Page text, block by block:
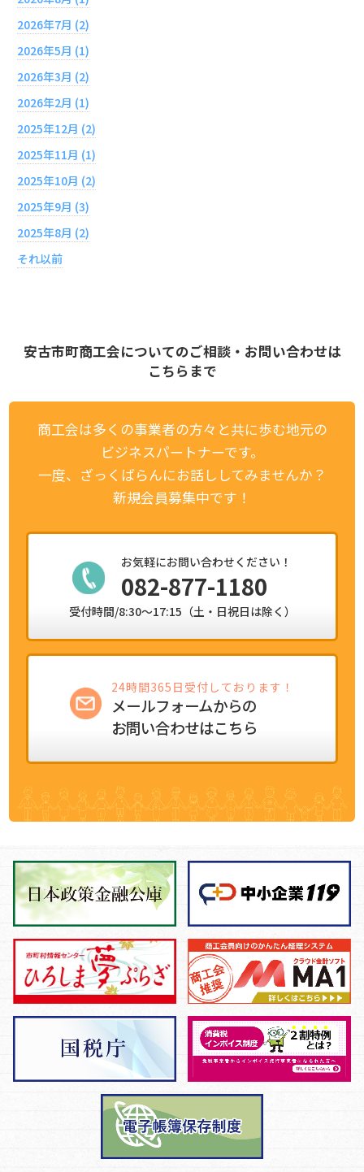
2026年7月 (2)
2026年5月 (1)
2026年3月 (2)
2026年2月 (1)
2025年12月 (2)
2025年11月 (1)
2025年10月 (2)
2025年9月 (3)
2025年8月 (2)
それ以前
安古市町商工会についてのご相談・お問い合わせは
こちらまで
商工会は多くの事業者の方々と共に歩む地元の
ビジネスパートナーです。
一度、ざっくばらんにお話ししてみませんか？
新規会員募集中です！
お気軽にお問い合わせください！
082-877-1180
受付時間/8:30～17:15（土・日祝日は除く）
24時間365日受付しております！
メールフォームからの
お問い合わせはこちら